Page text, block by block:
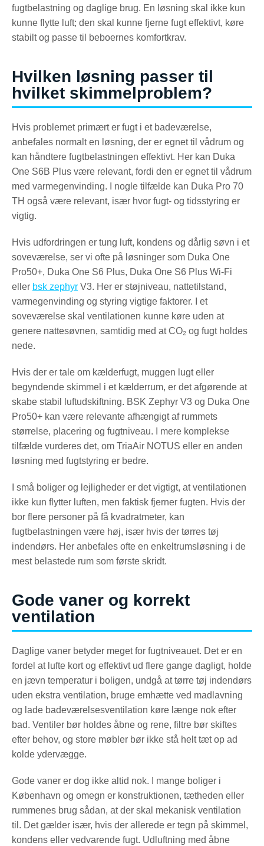
fugtbelastning og daglige brug. En løsning skal ikke kun
kunne flytte luft; den skal kunne fjerne fugt effektivt, køre
stabilt og passe til beboernes komfortkrav.
Hvilken løsning passer til
hvilket skimmelproblem?
Hvis problemet primært er fugt i et badeværelse,
anbefales normalt en løsning, der er egnet til vådrum og
kan håndtere fugtbelastningen effektivt. Her kan Duka
One S6B Plus være relevant, fordi den er egnet til vådrum
med varmegenvinding. I nogle tilfælde kan Duka Pro 70
TH også være relevant, især hvor fugt- og tidsstyring er
vigtig.
Hvis udfordringen er tung luft, kondens og dårlig søvn i et
soveværelse, ser vi ofte på løsninger som Duka One
Pro50+, Duka One S6 Plus, Duka One S6 Plus Wi-Fi
eller bsk zephyr V3. Her er støjniveau, nattetilstand,
varmegenvinding og styring vigtige faktorer. I et
soveværelse skal ventilationen kunne køre uden at
genere nattesøvnen, samtidig med at CO₂ og fugt holdes
nede.
Hvis der er tale om kælderfugt, muggen lugt eller
begyndende skimmel i et kælderrum, er det afgørende at
skabe stabil luftudskiftning. BSK Zephyr V3 og Duka One
Pro50+ kan være relevante afhængigt af rummets
størrelse, placering og fugtniveau. I mere komplekse
tilfælde vurderes det, om TriaAir NOTUS eller en anden
løsning med fugtstyring er bedre.
I små boliger og lejligheder er det vigtigt, at ventilationen
ikke kun flytter luften, men faktisk fjerner fugten. Hvis der
bor flere personer på få kvadratmeter, kan
fugtbelastningen være høj, især hvis der tørres tøj
indendørs. Her anbefales ofte en enkeltrumsløsning i de
mest belastede rum som første skridt.
Gode vaner og korrekt
ventilation
Daglige vaner betyder meget for fugtniveauet. Det er en
fordel at lufte kort og effektivt ud flere gange dagligt, holde
en jævn temperatur i boligen, undgå at tørre tøj indendørs
uden ekstra ventilation, bruge emhætte ved madlavning
og lade badeværelsesventilation køre længe nok efter
bad. Ventiler bør holdes åbne og rene, filtre bør skiftes
efter behov, og store møbler bør ikke stå helt tæt op ad
kolde ydervægge.
Gode vaner er dog ikke altid nok. I mange boliger i
København og omegn er konstruktionen, tætheden eller
rummenes brug sådan, at der skal mekanisk ventilation
til. Det gælder især, hvis der allerede er tegn på skimmel,
kondens eller vedvarende fugt. Udluftning med åbne